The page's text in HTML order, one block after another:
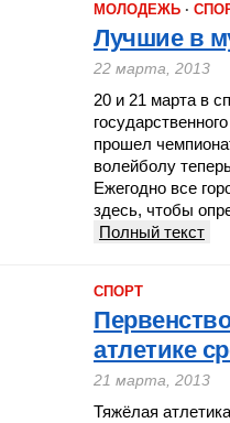
МОЛОДЕЖЬ ·
Лучшие в
22 марта, 2013
20 и 21 марта в
прошел
волейболу
Ежегодно все
здесь, чтобы
Полный текст
СПОРТ
атлетике
21 марта, 2013
Тяжёлая